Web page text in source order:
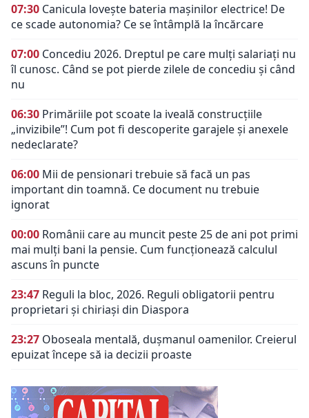
07:30 Canicula lovește bateria mașinilor electrice! De
ce scade autonomia? Ce se întâmplă la încărcare
07:00 Concediu 2026. Dreptul pe care mulți salariați nu
îl cunosc. Când se pot pierde zilele de concediu și când
nu
06:30 Primăriile pot scoate la iveală construcțiile
„invizibile”! Cum pot fi descoperite garajele și anexele
nedeclarate?
06:00 Mii de pensionari trebuie să facă un pas
important din toamnă. Ce document nu trebuie
ignorat
00:00 Românii care au muncit peste 25 de ani pot primi
mai mulți bani la pensie. Cum funcționează calculul
ascuns în puncte
23:47 Reguli la bloc, 2026. Reguli obligatorii pentru
proprietari și chiriași din Diaspora
23:27 Oboseala mentală, dușmanul oamenilor. Creierul
epuizat începe să ia decizii proaste